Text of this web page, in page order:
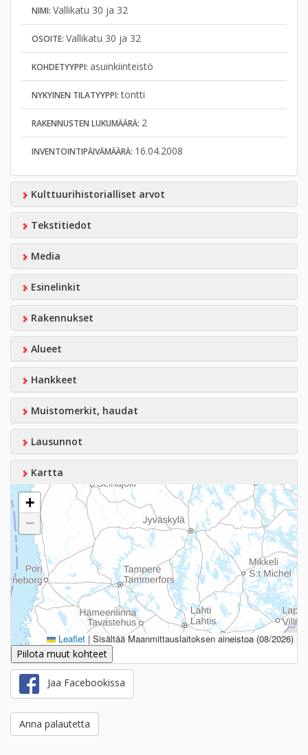
NIMI: Vallikatu 30 ja 32
OSOITE: Vallikatu 30 ja 32
KOHDETYYPPI: asuinkiinteistö
NYKYINEN TILATYYPPI:tontti
RAKENNUSTEN LUKUMÄÄRÄ: 2
INVENTOINTIPÄIVÄMÄÄRÄ: 16.04.2008
Kulttuurihistorialliset arvot
Tekstitiedot
Media
Esinelinkit
Rakennukset
Alueet
Hankkeet
Muistomerkit, haudat
Lausunnot
Kartta
+
−
Leaflet | Sisältää Maanmittauslaitoksen aineistoa (08/2026)
Piilota muut kohteet
Jaa Facebookissa
Anna palautetta